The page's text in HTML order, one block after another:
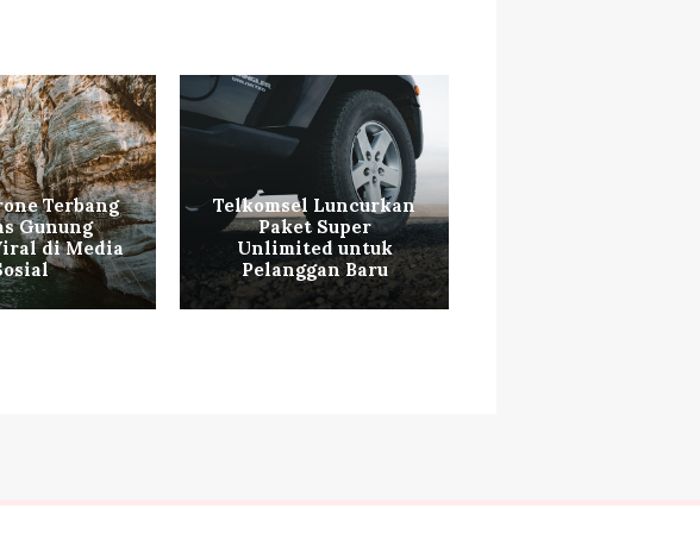
Terbang
Gunung
di Media
Telkomsel Luncurkan
Paket Super
Unlimited untuk
Pelanggan Baru